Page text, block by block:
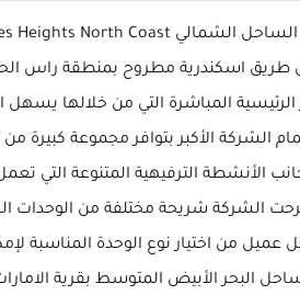
طريق اسكندرية مطروح بمنطقة راس
الرئيسية المباشرة التي من خلالها
الشركة الأكبر بتوافر مجموعة كبيرة
الأنشطة الترفيهية المتنوعة التي
الشركة شريحة مختلفة من الوحدات
عميل من اختيار نوع الوحدة المناسبة
البحر الأبيض المتوسط بقرية